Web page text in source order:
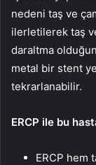
nedeni taş ve
ilerletilerek taş
daraltma
metal bir stent
tekrarlanabilir.
ERCP ile bu
ERCP hem